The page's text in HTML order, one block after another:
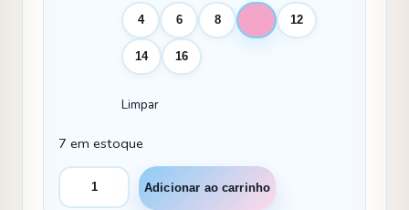
4 6 8 12
14 16
Limpar
7 em estoque
Vestido
Mini
Adicionar ao carrinho